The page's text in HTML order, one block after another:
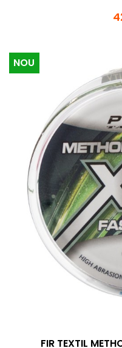
FIR TEXTIL
NOU